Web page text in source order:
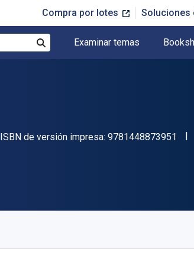
Compra por lotes Soluciones
Examinar temas
ISBN de versión impresa: 9781448873951